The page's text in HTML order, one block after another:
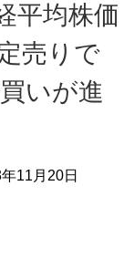
平均株価
売りで
いが進
11月20日